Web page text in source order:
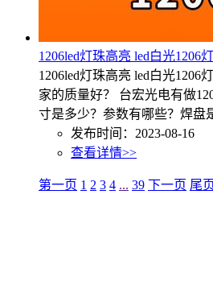
1206led灯珠高亮 led白光1206
1206led灯珠高亮 led白光1206
家的质量好？ 台宏光电有做
寸是多少？参数有哪些？焊盘
发布时间：2023-08-16
查看详情>>
第一页 1 2 3 4 ... 39 下一页 尾